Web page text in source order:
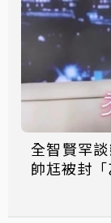
全智賢罕
帥尪被封「